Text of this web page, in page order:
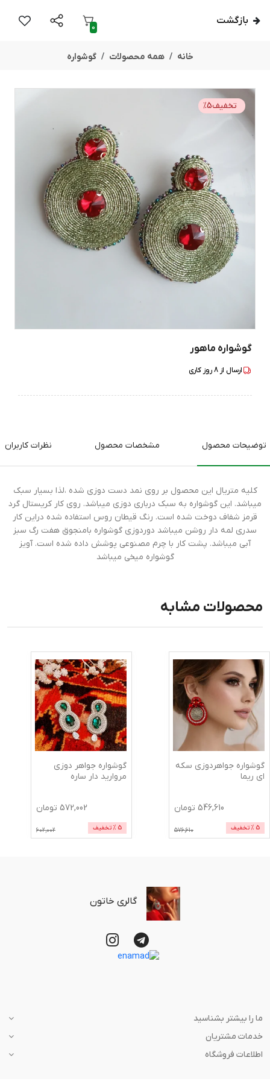
بازگشت
0
خانه همه محصولات گوشواره
تخفیف %5
گوشواره ماهور
ارسال از 8روز کاری
توضیحات محصول مشخصات محصول نظرات کاربران
کلیه متریال این محصول بر روی نمد دست دوزی شده ،لذا بسیار سبک
میباشد. این گوشواره به سبک درباری دوزی میباشد. روی کار کریستال گرد
قرمز شفاف دوخت شده است. رنگ قیطان روس استفاده شده دراین کار
سدری لمه دار روشن میباشد دوردوزی گوشواره بامنجوق هفت رگ سبز
آبی میباشد. پشت کار با چرم مصنوعی پوشش داده شده است. آویز
گوشواره میخی میباشد
محصولات مشابه
گوشواره جواهردوزی سکه
ای ریما
546,610 تومان
5 % تخفیف 576,610
گوشواره جواهر دوزی
مروارید دار ساره
572,002 تومان
5 % تخفیف 602,002
گالری خاتون
ما را بیشتر بشناسید
خدمات مشتریان
اطلاعات فروشگاه